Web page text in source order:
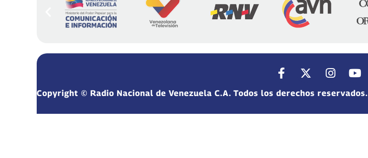
Copyright © Radio Nacional de Venezuela C.A. Todos los derechos reservados.